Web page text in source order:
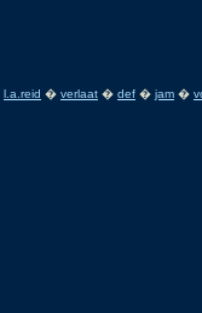
l.a.reid � verlaat � def � jam �